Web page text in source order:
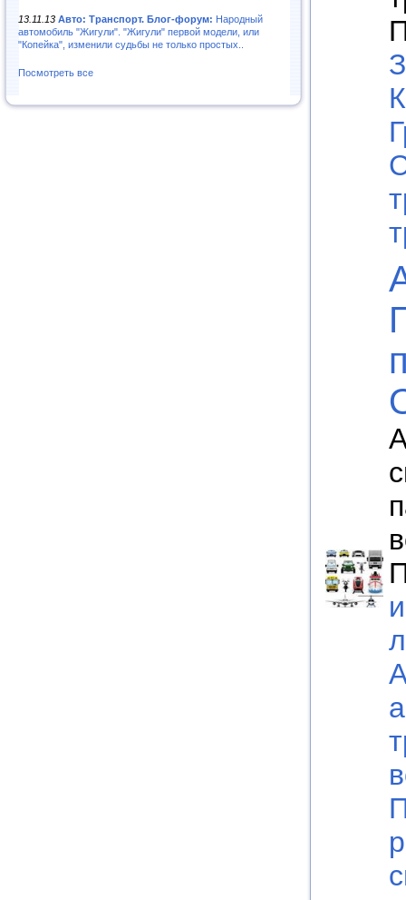
13.11.13 Авто: Транспорт. Блог-форум: Народный
автомобиль "Жигули". "Жигули" первой модели, или
"Копейка", изменили судьбы не только простых..
Посмотреть все